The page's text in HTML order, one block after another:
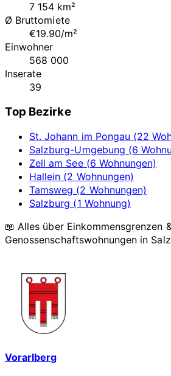
7 154 km²
Ø Bruttomiete
€19.90/m²
Einwohner
568 000
Inserate
39
Top Bezirke
St. Johann im Pongau (22
Salzburg-Umgebung (6
Zell am See (6 Wohnungen)
Hallein (2 Wohnungen)
Tamsweg (2 Wohnungen)
Salzburg (1 Wohnung)
📖 Alles über Einkommensgrenzen
Genossenschaftswohnungen in
Vorarlberg